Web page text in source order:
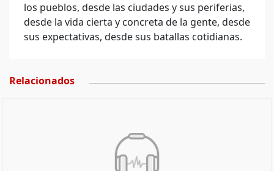
los pueblos, desde las ciudades y sus periferias,
desde la vida cierta y concreta de la gente, desde
sus expectativas, desde sus batallas cotidianas.
Relacionados